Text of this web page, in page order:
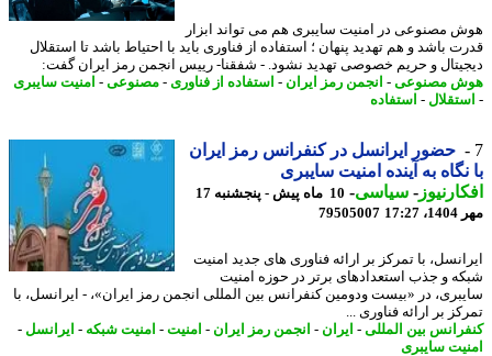
مصنوعی در امنیت سایبری هم می تواند ابزار
باشد و هم تهدید پنهان ؛ استفاده از فناوری باید با احتیاط باشد تا استقلال
و حریم خصوصی تهدید نشود. - شفقنا- رییس انجمن رمز ایران گفت:
مصنوعی-انجمن رمز ایران - استفاده از فناوری- مصنوعی-امنیت سایبری
-استفاده
حضور ایرانسل در کنفرانس رمز ایران
به آینده امنیت سایبری
-سیاسی-
10 ماه پیش - پنجشنبه 17
79505007
با تمرکز بر ارائه فناوری های جدید امنیت
و جذب استعدادهای برتر در حوزه امنیت
در «بیست ودومین کنفرانس بین المللی انجمن رمز ایران»، - ایرانسل، با
بر ارائه فناوری ...
بین المللی-ایران - انجمن رمز ایران - امنیت-امنیت شبکه-ایرانسل-
سایبری